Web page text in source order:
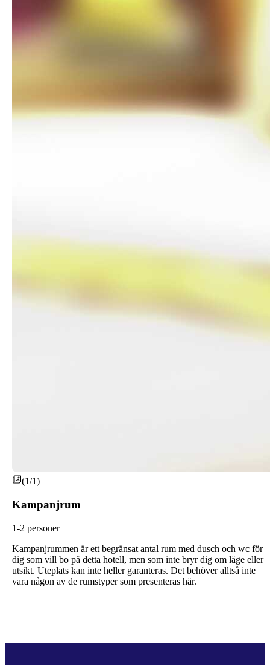
(1/1)
Kampanjrum
1-2 personer
Kampanjrummen är ett begränsat antal rum med dusch och wc för
dig som vill bo på detta hotell, men som inte bryr dig om läge eller
utsikt. Uteplats kan inte heller garanteras. Det behöver alltså inte
vara någon av de rumstyper som presenteras här.